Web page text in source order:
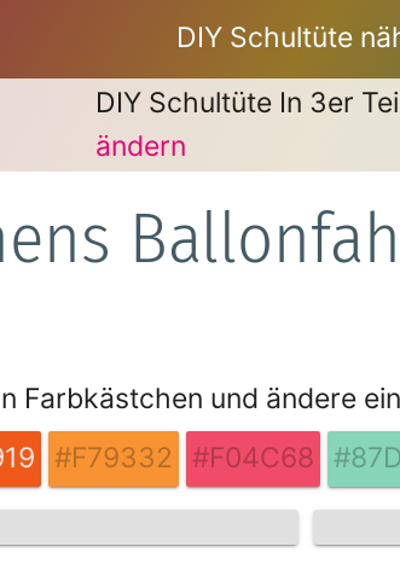
DIY Schultüte
DIY Schultüte In 3er
ändern
Farbkästchen und ändere
#F79332 #F04C68